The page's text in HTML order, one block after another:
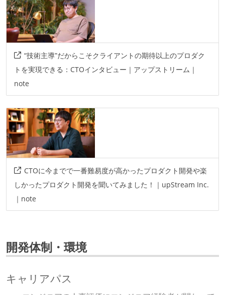
rubyonrails
redux
データベース
mysql
“技術主導”だからこそクライアントの期待以上のプロダク
トを実現できる：CTOインタビュー｜アップストリーム｜
note
CTOに今までで一番難易度が高かったプロダクト開発や楽
しかったプロダクト開発を聞いてみました！｜upStream Inc.
｜note
開発体制・環境
キャリアパス